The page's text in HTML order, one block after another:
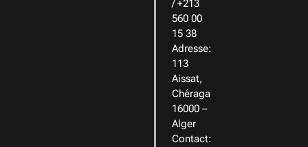
/ +213
560 00
15 38
Adresse:
113
Aissat,
Chéraga
16000 –
Alger
Contact: